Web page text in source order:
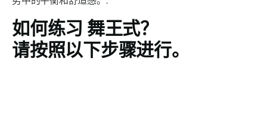
如何练习 舞王式？
请按照以下步骤进行。